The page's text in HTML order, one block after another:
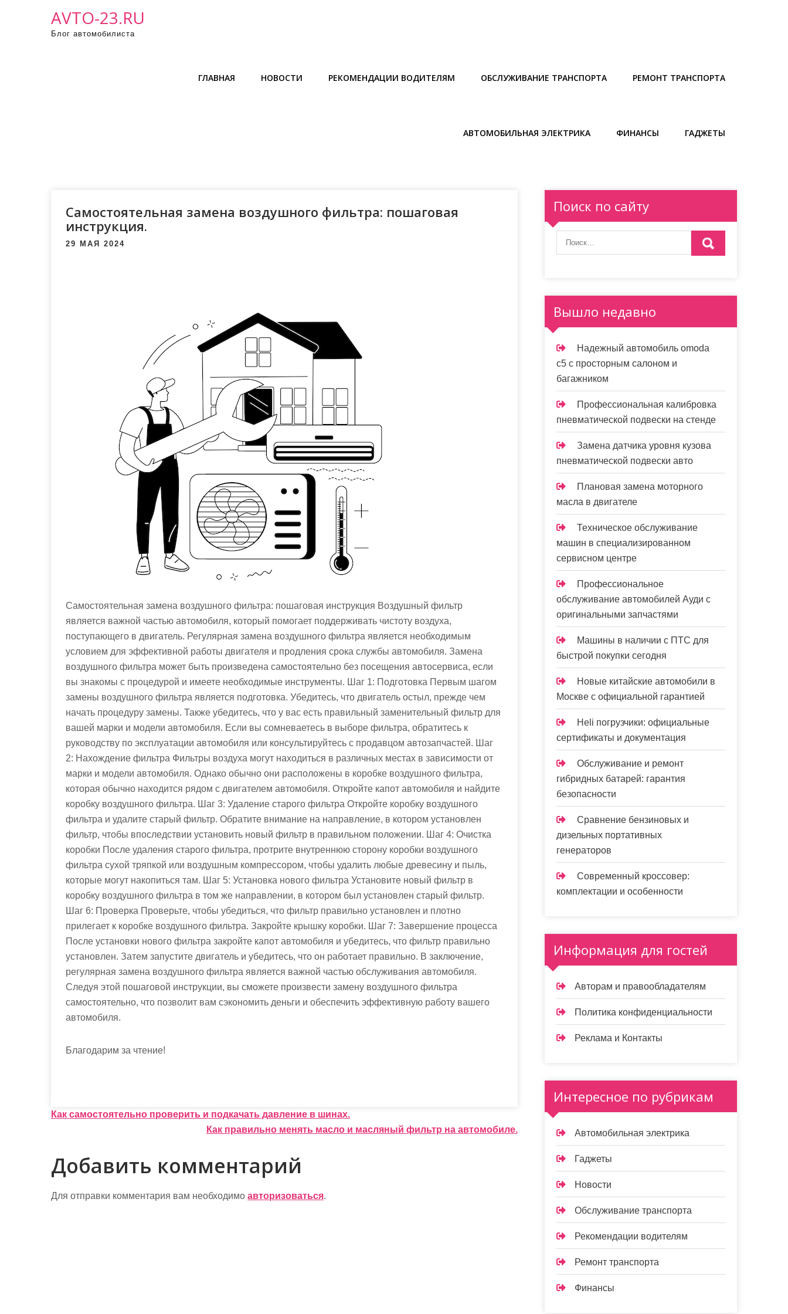
содержимому
AVTO-23.RU
Блог автомобилиста
ГЛАВНАЯ НОВОСТИ РЕКОМЕНДАЦИИ ВОДИТЕЛЯМ ОБСЛУЖИВАНИЕ ТРАНСПОРТА РЕМОНТ ТРАНСПОРТА
АВТОМОБИЛЬНАЯ ЭЛЕКТРИКА ФИНАНСЫ ГАДЖЕТЫ
Самостоятельная замена воздушного фильтра: пошаговая
инструкция.
29 МАЯ 2024
Самостоятельная замена воздушного фильтра: пошаговая инструкция Воздушный фильтр
является важной частью автомобиля, который помогает поддерживать чистоту воздуха,
поступающего в двигатель. Регулярная замена воздушного фильтра является необходимым
условием для эффективной работы двигателя и продления срока службы автомобиля. Замена
воздушного фильтра может быть произведена самостоятельно без посещения автосервиса, если
вы знакомы с процедурой и имеете необходимые инструменты. Шаг 1: Подготовка Первым шагом
замены воздушного фильтра является подготовка. Убедитесь, что двигатель остыл, прежде чем
начать процедуру замены. Также убедитесь, что у вас есть правильный заменительный фильтр для
вашей марки и модели автомобиля. Если вы сомневаетесь в выборе фильтра, обратитесь к
руководству по эксплуатации автомобиля или консультируйтесь с продавцом автозапчастей. Шаг
2: Нахождение фильтра Фильтры воздуха могут находиться в различных местах в зависимости от
марки и модели автомобиля. Однако обычно они расположены в коробке воздушного фильтра,
которая обычно находится рядом с двигателем автомобиля. Откройте капот автомобиля и найдите
коробку воздушного фильтра. Шаг 3: Удаление старого фильтра Откройте коробку воздушного
фильтра и удалите старый фильтр. Обратите внимание на направление, в котором установлен
фильтр, чтобы впоследствии установить новый фильтр в правильном положении. Шаг 4: Очистка
коробки После удаления старого фильтра, протрите внутреннюю сторону коробки воздушного
фильтра сухой тряпкой или воздушным компрессором, чтобы удалить любые древесину и пыль,
которые могут накопиться там. Шаг 5: Установка нового фильтра Установите новый фильтр в
коробку воздушного фильтра в том же направлении, в котором был установлен старый фильтр.
Шаг 6: Проверка Проверьте, чтобы убедиться, что фильтр правильно установлен и плотно
прилегает к коробке воздушного фильтра. Закройте крышку коробки. Шаг 7: Завершение процесса
После установки нового фильтра закройте капот автомобиля и убедитесь, что фильтр правильно
установлен. Затем запустите двигатель и убедитесь, что он работает правильно. В заключение,
регулярная замена воздушного фильтра является важной частью обслуживания автомобиля.
Следуя этой пошаговой инструкции, вы сможете произвести замену воздушного фильтра
самостоятельно, что позволит вам сэкономить деньги и обеспечить эффективную работу вашего
автомобиля.
Благодарим за чтение!
Навигация
записям
Как самостоятельно проверить и подкачать давление в шинах.
Как правильно менять масло и масляный фильтр на автомобиле.
Добавить комментарий
Для отправки комментария вам необходимо авторизоваться.
Поиск по сайту
Вышло недавно
Надежный автомобиль omoda
с5 с просторным салоном и
багажником
Профессиональная калибровка
пневматической подвески на стенде
Замена датчика уровня кузова
пневматической подвески авто
Плановая замена моторного
масла в двигателе
Техническое обслуживание
машин в специализированном
сервисном центре
Профессиональное
обслуживание автомобилей Ауди с
оригинальными запчастями
Машины в наличии с ПТС для
быстрой покупки сегодня
Новые китайские автомобили в
Москве с официальной гарантией
Heli погрузчики: официальные
сертификаты и документация
Обслуживание и ремонт
гибридных батарей: гарантия
безопасности
Сравнение бензиновых и
дизельных портативных
генераторов
Современный кроссовер:
комплектации и особенности
Информация для гостей
Авторам и правообладателям
Политика конфиденциальности
Реклама и Контакты
Интересное по рубрикам
Автомобильная электрика
Гаджеты
Новости
Обслуживание транспорта
Рекомендации водителям
Ремонт транспорта
Финансы